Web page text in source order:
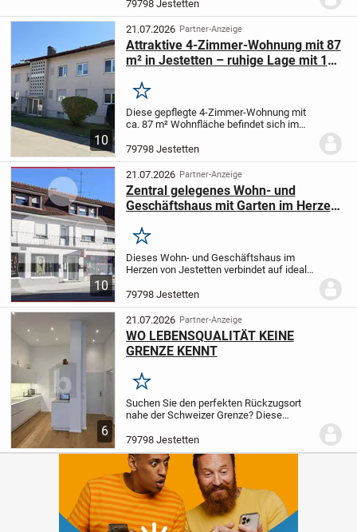
79798 Jestetten
10
21.07.2026 Partner-Anzeige
Attraktive 4-Zimmer-Wohnung mit 87
m² in Jestetten – ruhige Lage mit 1
Merken
Diese gepflegte 4-Zimmer-Wohnung mit
ca. 87 m² Wohnfläche befindet sich im
ideales Zuhause für Familien, Paare oder
Kapitalanleger. Die Wohnung überzeugt
durch...
79798 Jestetten
10
21.07.2026 Partner-Anzeige
Zentral gelegenes Wohn- und
Geschäftshaus mit Garten im Herzen
Merken
Dieses Wohn- und Geschäftshaus im
Herzen von Jestetten verbindet auf ideale
ursprüngliche Gebäude stammt etwa aus
dem Jahr 1758 und wurde ca. 1958 in
massiver Bauweise...
79798 Jestetten
6
21.07.2026 Partner-Anzeige
WO LEBENSQUALITÄT KEINE
GRENZE KENNT
Merken
Suchen Sie den perfekten Rückzugsort
nahe der Schweizer Grenze? Diese
Dachgeschosswohnung (72 m²) in
Jestetten bietet die perfekte Symbiose
aus maximaler Grenznähe und
strategischer...
79798 Jestetten